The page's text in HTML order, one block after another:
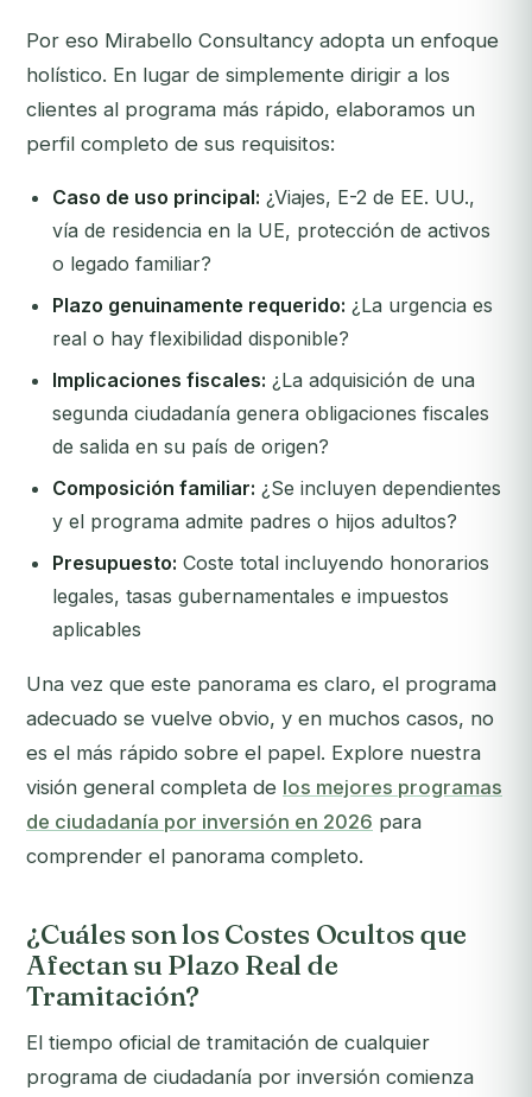
Por eso Mirabello Consultancy adopta un enfoque
holístico. En lugar de simplemente dirigir a los
clientes al programa más rápido, elaboramos un
perfil completo de sus requisitos:
Caso de uso principal: ¿Viajes, E-2 de EE. UU.,
vía de residencia en la UE, protección de activos
o legado familiar?
Plazo genuinamente requerido: ¿La urgencia es
real o hay flexibilidad disponible?
Implicaciones fiscales: ¿La adquisición de una
segunda ciudadanía genera obligaciones fiscales
de salida en su país de origen?
Composición familiar: ¿Se incluyen dependientes
y el programa admite padres o hijos adultos?
Presupuesto: Coste total incluyendo honorarios
legales, tasas gubernamentales e impuestos
aplicables
Una vez que este panorama es claro, el programa
adecuado se vuelve obvio, y en muchos casos, no
es el más rápido sobre el papel. Explore nuestra
visión general completa de los mejores programas
de ciudadanía por inversión en 2026 para
comprender el panorama completo.
¿Cuáles son los Costes Ocultos que
Afectan su Plazo Real de
Tramitación?
El tiempo oficial de tramitación de cualquier
programa de ciudadanía por inversión comienza